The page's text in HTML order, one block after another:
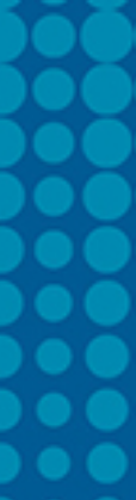
熱銷
SALE
熱銷
代銷
代銷
團隊
作品
事業
事業